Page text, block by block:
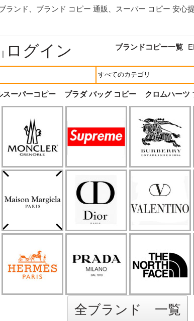
ランド、 ブランド コピー 通販
、スーパー コピー 安心
| ログイン ブランドコピー一覧
スーパーコピー プラダ バッグ コピー クロムハーツ
全ブランド 一覧